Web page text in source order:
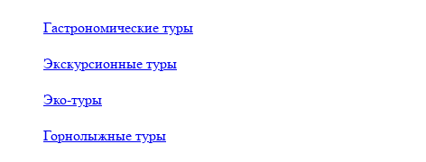
Гастрономические туры
Экскурсионные туры
Эко-туры
Горнолыжные туры